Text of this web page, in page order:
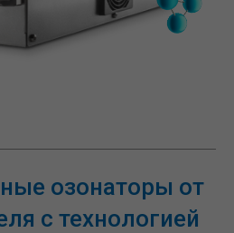
озонаторы от
с технологией